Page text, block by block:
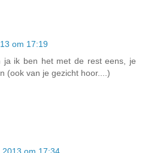
om 17:19
ja ik ben het met de rest eens, je
(ook van je gezicht hoor....)